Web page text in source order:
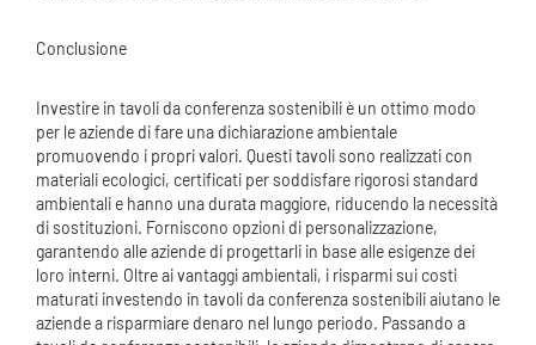
Conclusione
Investire in tavoli da conferenza sostenibili è un ottimo modo
per le aziende di fare una dichiarazione ambientale
promuovendo i propri valori. Questi tavoli sono realizzati con
materiali ecologici, certificati per soddisfare rigorosi standard
ambientali e hanno una durata maggiore, riducendo la necessità
di sostituzioni. Forniscono opzioni di personalizzazione,
garantendo alle aziende di progettarli in base alle esigenze dei
loro interni. Oltre ai vantaggi ambientali, i risparmi sui costi
maturati investendo in tavoli da conferenza sostenibili aiutano le
aziende a risparmiare denaro nel lungo periodo. Passando a